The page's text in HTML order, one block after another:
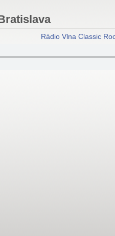
Rádio Vlna Classic